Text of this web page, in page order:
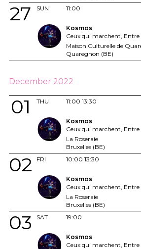
SUN
27
11:00
Kosmos
Ceux qui marchent, Entre
Maison Culturelle de
Quaregnon (BE)
December 2022
THU
01 11:00 13:30
Kosmos
Ceux qui marchent, Entre
La Roseraie
Bruxelles (BE)
FRI
02 10:00 13:30
Kosmos
Ceux qui marchent, Entre
La Roseraie
Bruxelles (BE)
SAT
03
19:00
Kosmos
Ceux qui marchent, Entre